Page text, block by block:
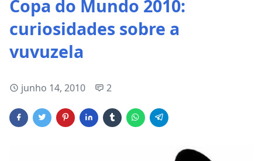
Copa do Mundo 2010:
curiosidades sobre a
vuvuzela
junho 14, 2010 2